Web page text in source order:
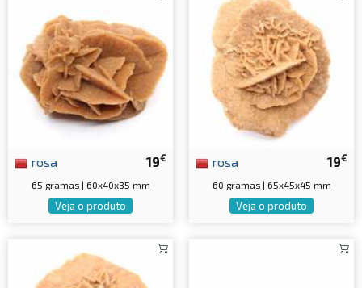
19€
rosa
65 gramas | 60x40x35 mm
Veja o produto
19€
rosa
60 gramas | 65x45x45 mm
Veja o produto